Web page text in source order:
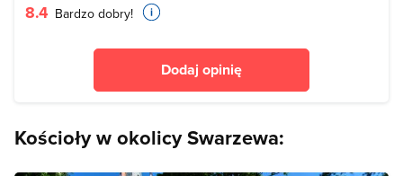
8.4 Bardzo dobry!
Dodaj opinię
Kościoły w okolicy Swarzewa: